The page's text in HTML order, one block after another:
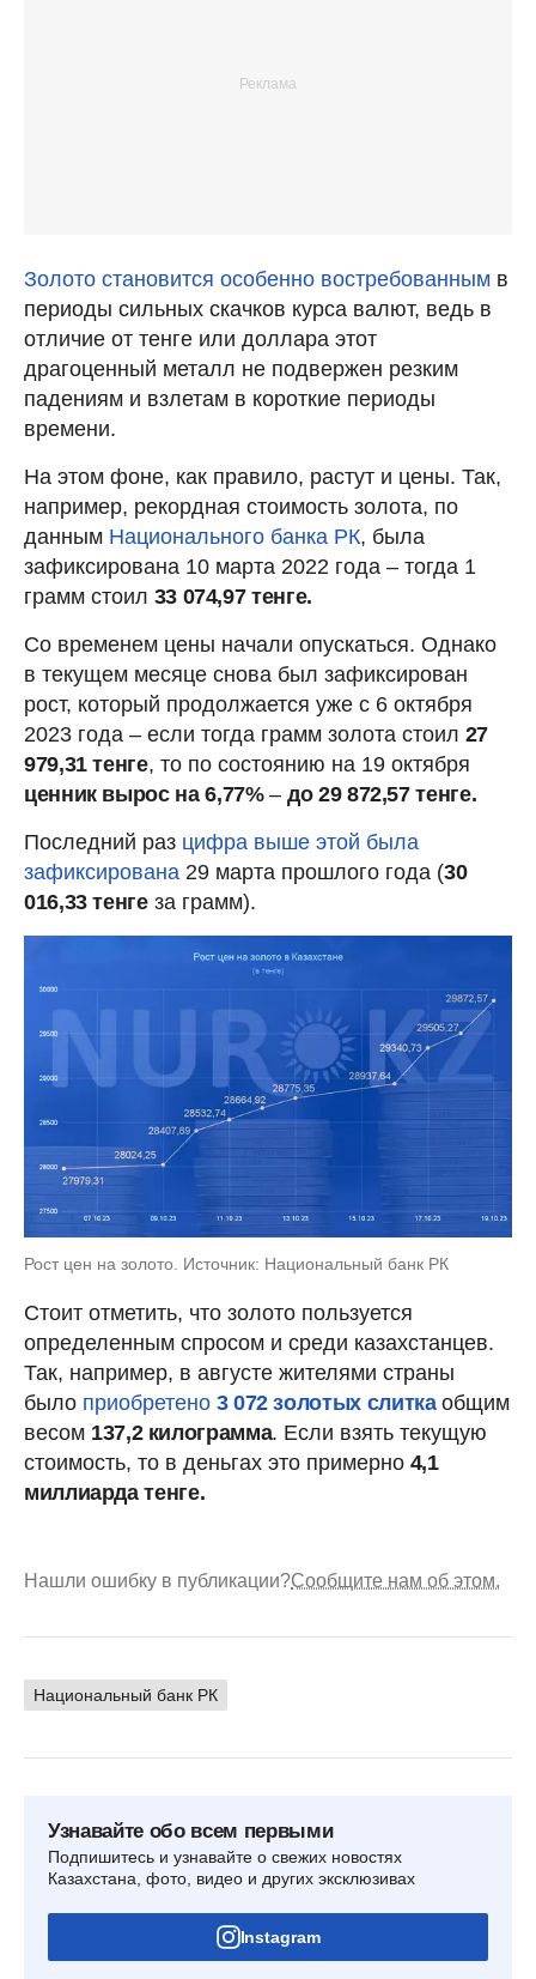
Золото становится особенно востребованным в
периоды сильных скачков курса валют, ведь в
отличие от тенге или доллара этот
драгоценный металл не подвержен резким
падениям и взлетам в короткие периоды
времени.
На этом фоне, как правило, растут и цены. Так,
например, рекордная стоимость золота, по
данным Национального банка РК, была
зафиксирована 10 марта 2022 года – тогда 1
грамм стоил 33 074,97 тенге.
Со временем цены начали опускаться. Однако
в текущем месяце снова был зафиксирован
рост, который продолжается уже с 6 октября
2023 года – если тогда грамм золота стоил 27
979,31 тенге, то по состоянию на 19 октября
ценник вырос на 6,77%– до 29 872,57 тенге.
Последний раз цифра выше этой была
зафиксирована 29 марта прошлого года (30
016,33 тенгеза грамм).
Рост цен на золото. Источник: Национальный банк РК
Стоит отметить, что золото пользуется
определенным спросом и среди казахстанцев.
Так, например, в августе жителями страны
было приобретено 3 072 золотых слиткаобщим
весом 137,2 килограмма. Если взять текущую
стоимость, то в деньгах это примерно 4,1
миллиарда тенге.
Нашли ошибку в публикации?Сообщите нам об этом.
Национальный банк РК
Узнавайте обо всем первыми
Подпишитесь и узнавайте о свежих новостях
Казахстана, фото, видео и других эксклюзивах
Instagram